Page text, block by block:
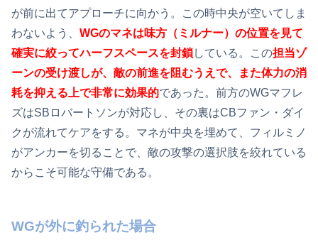
が前に出てアプローチに向かう。この時中央が空いてしま
わないよう、 WGのマネは味方（ミルナー）の位置を見て
確実に絞ってハーフスペースを封鎖している。この担当ゾ
ーンの受け渡しが、敵の前進を阻むうえで、また体力の消
耗を抑える上で非常に効果的であった。前方のWGマフレ
ズはSBロバートソンが対応し、その裏はCBファン・ダイ
クが流れてケアをする。マネが中央を埋めて、フィルミノ
がアンカーを切ることで、敵の攻撃の選択肢を絞れている
からこそ可能な守備である。
WGが外に釣られた場合